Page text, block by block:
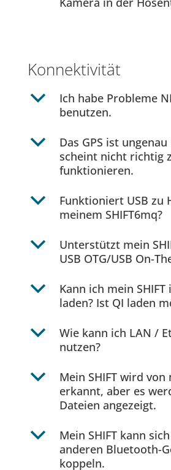
Konnektivität
b
Ich habe Probleme
benutzen.
b
Das GPS ist
scheint nicht richtig
funktionieren.
b
Funktioniert USB zu
meinem SHIFT6mq?
b
Unterstützt mein
USB OTG/USB On-
b
Kann ich mein
laden? Ist QI laden
b
Wie kann ich LAN /
nutzen?
b
Mein SHIFT wird von
erkannt, aber es
Dateien angezeigt.
b
Mein SHIFT kann
anderen Bluetooth-
koppeln.